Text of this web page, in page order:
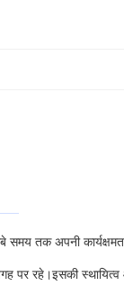
तक अपनी
पर रहे।इसकी